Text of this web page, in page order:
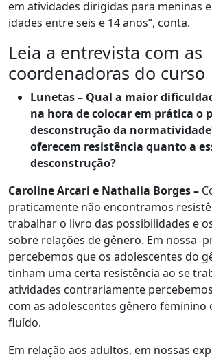
em atividades dirigidas para meninas
idades entre seis e 14 anos”, conta.
Leia a entrevista com as
coordenadoras do curso
Lunetas – Qual a maior
na hora de colocar em prática o
desconstrução da
oferecem resistência quanto a
desconstrução?
Caroline Arcari e Nathalia Borges –
praticamente não encontramos
trabalhar o livro das possibilidades e
sobre relações de gênero. Em nossa
percebemos que os adolescentes do
tinham uma certa resistência ao se
atividades contrariamente
com as adolescentes gênero feminino
fluído.
Em relação aos adultos, em nossas